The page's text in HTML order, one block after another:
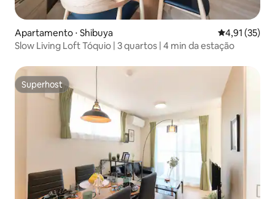
Apartamento ⋅ Shibuya 4,91 de uma
4,91 (35)
Slow Living Loft Tóquio | 3 quartos | 4 min da estação
Superhost
Superhost